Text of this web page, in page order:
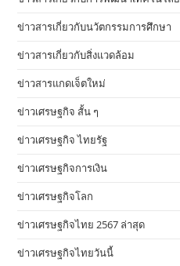
ข่าวสารเกี่ยวกับนวัตกรรมการศึกษา
ข่าวสารเกี่ยวกับสิ่งแวดล้อม
ข่าวสารแกดเจ็ตใหม่
ข่าวเศรษฐกิจ สั้น ๆ
ข่าวเศรษฐกิจ ไทยรัฐ
ข่าวเศรษฐกิจการเงิน
ข่าวเศรษฐกิจโลก
ข่าวเศรษฐกิจไทย 2567 ล่าสุด
ข่าวเศรษฐกิจไทยวันนี้